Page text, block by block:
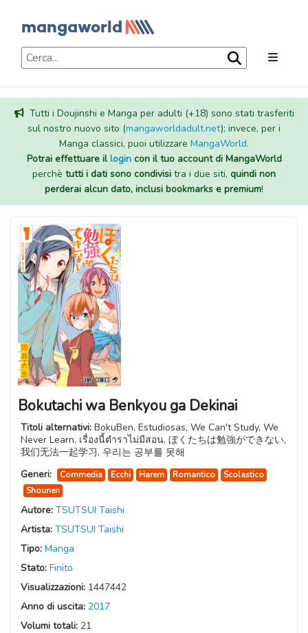
Tutti i Doujinshi e Manga per adulti (+18) sono stati trasferiti
sul nostro nuovo sito (mangaworldadult.net); invece, per i
Manga classici, puoi utilizzare MangaWorld.
Potrai effettuare illogincon il tuo account di MangaWorld
perchè tutti i dati sono condivisi tra i due siti, quindi non
perderai alcun dato, inclusi bookmarks e premium!
Bokutachi wa Benkyou ga Dekinai
Titoli alternativi: BokuBen, Estudiosas, We Can't Study, We
Never Learn, เรื่องนี้ตำราไม่มีสอน, ぼくたちは勉強ができない,
我们无法一起学习, 우리는 공부를 못해
Generi:
Commedia Ecchi Harem Romantico
Scolastico
Shounen
Autore: TSUTSUI Taishi
Artista: TSUTSUI Taishi
Tipo: Manga
Stato: Finito
Visualizzazioni: 1447442
Anno di uscita: 2017
Volumi totali: 21